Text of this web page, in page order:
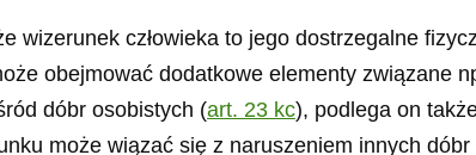
wizerunek człowieka to jego dostrzegalne
obejmować dodatkowe elementy związane
dóbr osobistych (art. 23 kc), podlega on
może wiązać się z naruszeniem innych